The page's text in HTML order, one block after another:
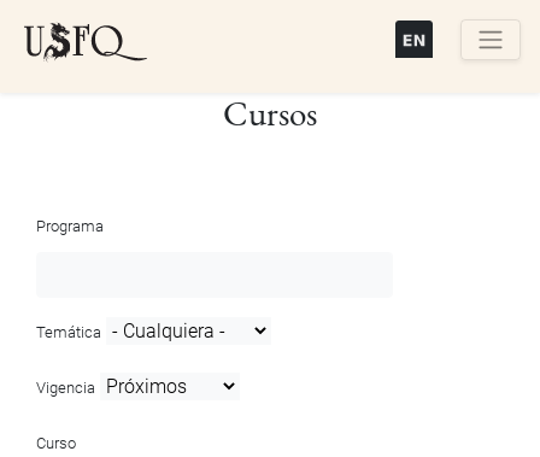
Cursos
Programa
Temática
Vigencia
Curso